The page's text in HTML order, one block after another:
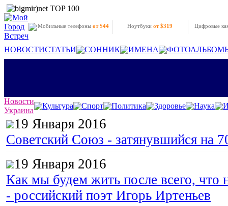
Мобильные телефоны от $44 Ноутбукиот $319 Цифровые
НОВОСТИСТАТЬИ СОННИК ИМЕНА
Новости
Украина
Культура Спорт Политика Здоровье Наука
19 Января 2016
Советский Союз - затянувшийся на
19 Января 2016
Как мы будем жить после всего, что
- российский поэт Игорь Иртеньев